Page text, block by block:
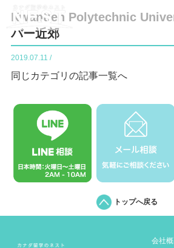
Kwantlen Polytechnic
バー近郊
2019.07.11 /
同じカテゴリの記事一覧へ
トップへ戻る
会社